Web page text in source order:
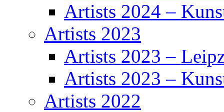
Artists 2024 –
Artists 2023
Artists 2023 –
Artists 2023 –
Artists 2022